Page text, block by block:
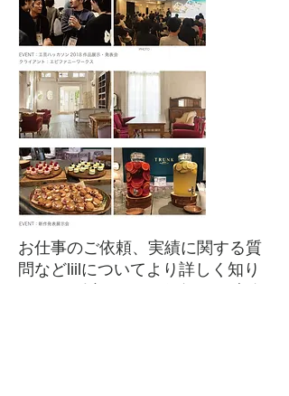
お仕事のご依頼、実績に関する質
問などliilについてより詳しく知り